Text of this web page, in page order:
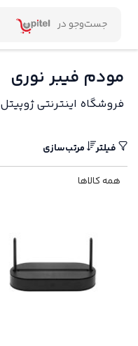
مودم فیبر نوری
فروشگاه اینترنتی ژوپیتل
فیلتر مرتب‌سازی
همه کالاها